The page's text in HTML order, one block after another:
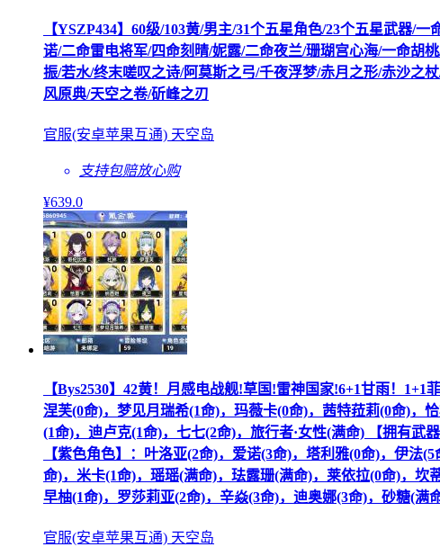
【YSZP434】60级/103黄/男主/31个五星角色/23个五星武器/
诺/二命雷电将军/四命刻晴/妮露/二命夜兰/珊瑚宫心海/一命胡
振/若水/终末嗟叹之诗/阿莫斯之弓/千夜浮梦/赤月之形/赤沙之
风原典/天空之卷/斫峰之刃
官服(安卓苹果互通) 天空岛
支持包赔放心购
¥639.0
【Bys2530】42黄！月感电战舰!草国!雷神国家!6+1甘雨！
涅芙(0命)，梦见月瑞希(1命)，玛薇卡(0命)，茜特菈莉(0命)，
(1命)，迪卢克(1命)，七七(2命)，旅行者·女性(满命) 【拥有武
【紫色角色】：叶洛亚(2命)，爱诺(3命)，塔利雅(0命)，伊法
命)，米卡(1命)，瑶瑶(满命)，珐露珊(满命)，莱依拉(0命)，坎
早柚(1命)，罗莎莉亚(2命)，辛焱(3命)，迪奥娜(3命)，砂糖(
官服(安卓苹果互通) 天空岛